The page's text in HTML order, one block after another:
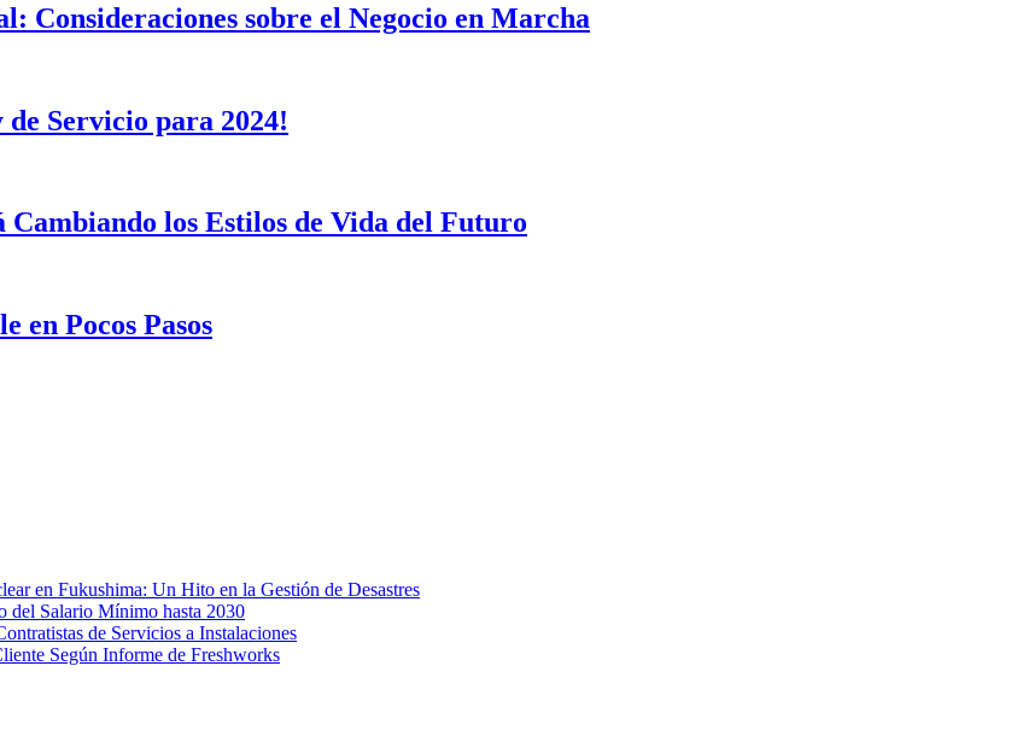
Consideraciones sobre el Negocio en Marcha
de Servicio para 2024!
los Estilos de Vida del Futuro
en Pocos Pasos
en Fukushima: Un Hito en la Gestión de Desastres
del Salario Mínimo hasta 2030
de Servicios a Instalaciones
Según Informe de Freshworks